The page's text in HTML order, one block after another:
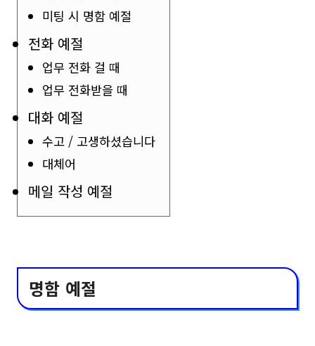
미팅 시 명함 예절
전화 예절
업무 전화 걸 때
업무 전화받을 때
대화 예절
수고 / 고생하셨습니다
대체어
메일 작성 예절
명함 예절